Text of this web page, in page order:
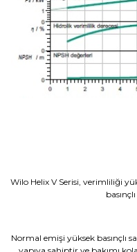
Wilo Helix V Serisi, verimliliği
Normal emişi yüksek